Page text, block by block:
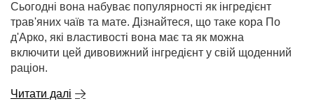
Сьогодні вона набуває популярності як інгредієнт
трав'яних чаїв та мате. Дізнайтеся, що таке кора По
д'Арко, які властивості вона має та як можна
включити цей дивовижний інгредієнт у свій щоденний
раціон.
Читати далі